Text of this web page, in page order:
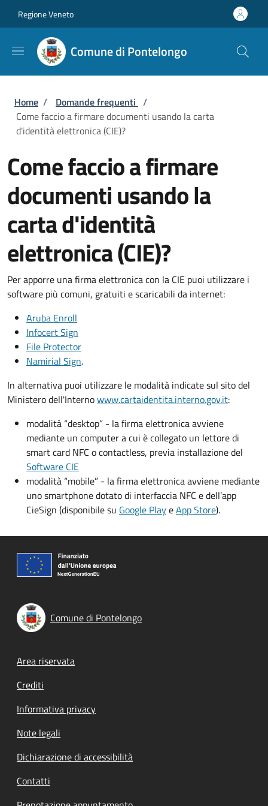
Regione Veneto
Comune di Pontelongo
Briciole di pane
Home / Domande frequenti /
Come faccio a firmare documenti usando la carta
d'identità elettronica (CIE)?
Come faccio a firmare
documenti usando la
carta d'identità
elettronica (CIE)?
Per apporre una firma elettronica con la CIE puoi utilizzare i
software più comuni, gratuiti e scaricabili da internet:
Aruba Enroll
Infocert Sign
File Protector
Namirial Sign.
In alternativa puoi utilizzare le modalità indicate sul sito del
Ministero dell'Internowww.cartaidentita.interno.gov.it:
modalità “desktop” - la firma elettronica avviene
mediante un computer a cui è collegato un lettore di
smart card NFC o contactless, previa installazione del
Software CIE
modalità “mobile” - la firma elettronica avviene mediante
uno smartphone dotato di interfaccia NFC e dell’app
CieSign (disponibile su Google PlayeApp Store).
Comune di Pontelongo
Footer menu
Area riservata
Crediti
Informativa privacy
Note legali
Dichiarazione di accessibilità
Contatti